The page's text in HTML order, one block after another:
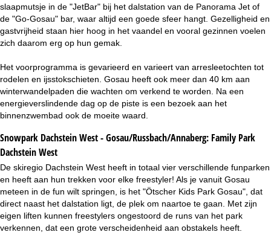
slaapmutsje in de "JetBar" bij het dalstation van de Panorama Jet of
de "Go-Gosau" bar, waar altijd een goede sfeer hangt. Gezelligheid en
gastvrijheid staan hier hoog in het vaandel en vooral gezinnen voelen
zich daarom erg op hun gemak.
Het voorprogramma is gevarieerd en varieert van arresleetochten tot
rodelen en ijsstokschieten. Gosau heeft ook meer dan 40 km aan
winterwandelpaden die wachten om verkend te worden. Na een
energieverslindende dag op de piste is een bezoek aan het
binnenzwembad ook de moeite waard.
Snowpark Dachstein West - Gosau/Russbach/Annaberg: Family Park
Dachstein West
De skiregio Dachstein West heeft in totaal vier verschillende funparken
en heeft aan hun trekken voor elke freestyler! Als je vanuit Gosau
meteen in de fun wilt springen, is het "Ötscher Kids Park Gosau", dat
direct naast het dalstation ligt, de plek om naartoe te gaan. Met zijn
eigen liften kunnen freestylers ongestoord de runs van het park
verkennen, dat een grote verscheidenheid aan obstakels heeft.